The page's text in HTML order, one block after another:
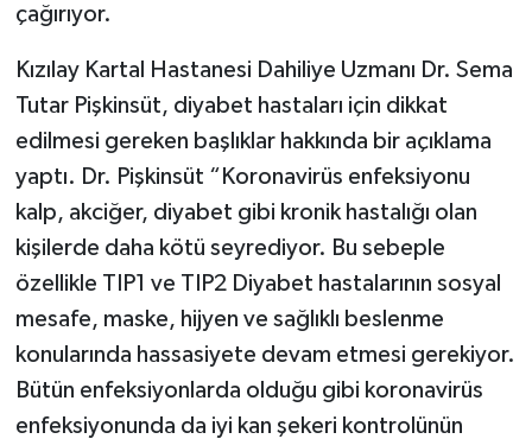
çağırıyor.
Kızılay Kartal Hastanesi Dahiliye Uzmanı Dr. Sema
Tutar Pişkinsüt, diyabet hastaları için dikkat
edilmesi gereken başlıklar hakkında bir açıklama
yaptı. Dr. Pişkinsüt “Koronavirüs enfeksiyonu
kalp, akciğer, diyabet gibi kronik hastalığı olan
kişilerde daha kötü seyrediyor. Bu sebeple
özellikle TIP1 ve TIP2 Diyabet hastalarının sosyal
mesafe, maske, hijyen ve sağlıklı beslenme
konularında hassasiyete devam etmesi gerekiyor.
Bütün enfeksiyonlarda olduğu gibi koronavirüs
enfeksiyonunda da iyi kan şekeri kontrolünün